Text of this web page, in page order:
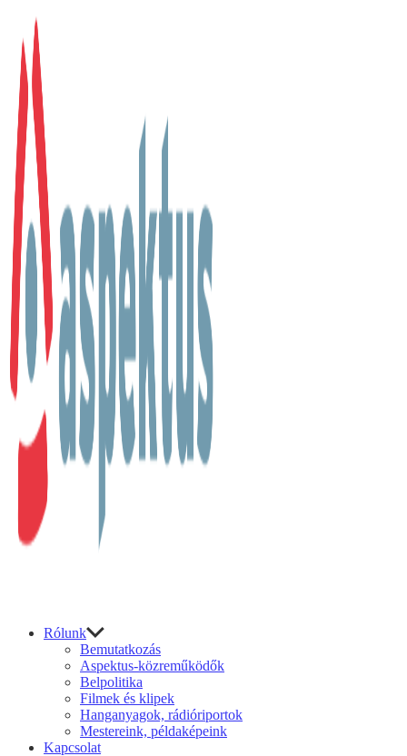
Rólunk
Bemutatkozás
Aspektus-közreműködők
Belpolitika
Filmek és klipek
Hanganyagok, rádióriportok
Mestereink, példaképeink
Kapcsolat